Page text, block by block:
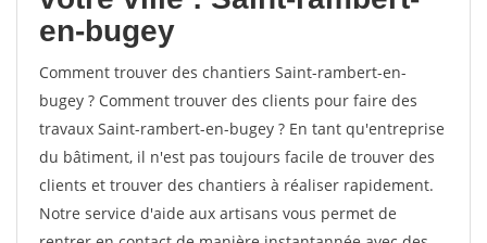
en-bugey
Comment trouver des chantiers Saint-rambert-en-
bugey ? Comment trouver des clients pour faire des
travaux Saint-rambert-en-bugey ? En tant qu'entreprise
du bâtiment, il n'est pas toujours facile de trouver des
clients et trouver des chantiers à réaliser rapidement.
Notre service d'aide aux artisans vous permet de